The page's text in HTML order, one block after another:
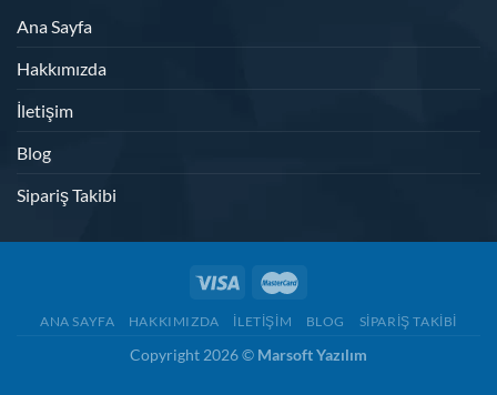
Ana Sayfa
Hakkımızda
İletişim
Blog
Sipariş Takibi
ANA SAYFA HAKKIMIZDA İLETIŞIM BLOG SIPARIŞ TAKIBI
Copyright 2026 © Marsoft Yazılım